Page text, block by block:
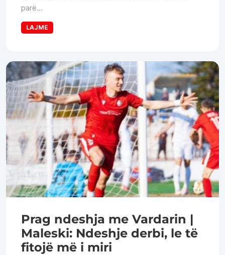
parë...
LAJME
Prag ndeshja me Vardarin |
Maleski: Ndeshje derbi, le të
fitojë më i miri